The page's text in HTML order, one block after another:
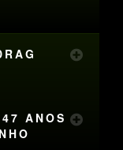
ANOS